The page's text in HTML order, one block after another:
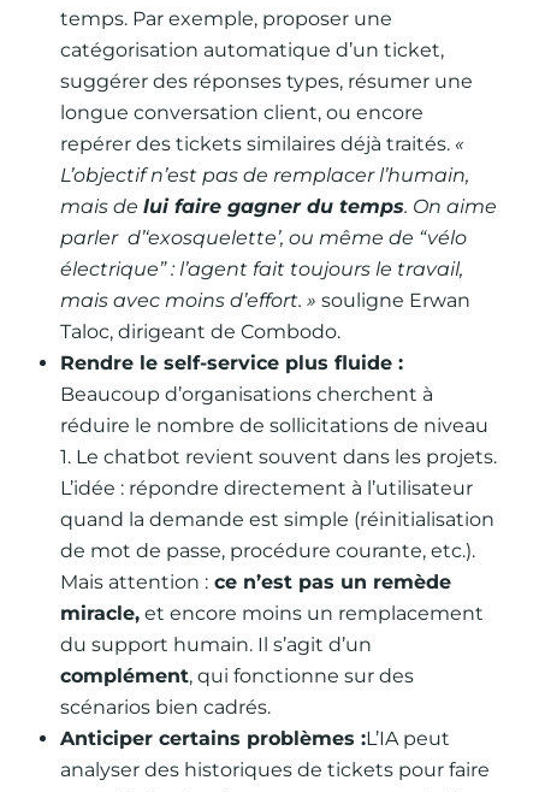
temps. Par exemple, proposer une
catégorisation automatique d’un ticket,
suggérer des réponses types, résumer une
longue conversation client, ou encore
repérer des tickets similaires déjà traités. «
L’objectif n’est pas de remplacer l’humain,
mais de lui faire gagner du temps. On aime
parler d’‘exosquelette’, ou même de “vélo
électrique” : l’agent fait toujours le travail,
mais avec moins d’effort. » souligne Erwan
Taloc, dirigeant de Combodo.
Rendre le self-service plus fluide :
Beaucoup d’organisations cherchent à
réduire le nombre de sollicitations de niveau
1. Le chatbot revient souvent dans les projets.
L’idée : répondre directement à l’utilisateur
quand la demande est simple (réinitialisation
de mot de passe, procédure courante, etc.).
Mais attention :ce n’est pas un remède
miracle,et encore moins un remplacement
du support humain. Il s’agit d’un
complément, qui fonctionne sur des
scénarios bien cadrés.
Anticiper certains problèmes :L’IA peut
analyser des historiques de tickets pour faire